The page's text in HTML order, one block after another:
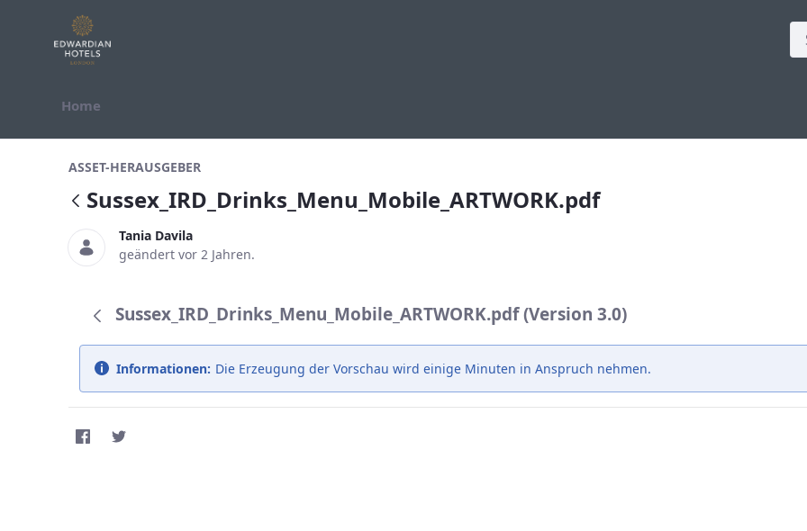
Zum Inhalt springen
Home
ASSET-HERAUSGEBER
Sussex_IRD_Drinks_Menu_Mobile_ARTWORK.pdf
Tania Davila
geändert vor 2 Jahren.
Sussex_IRD_Drinks_Menu_Mobile_ARTWORK.pdf (Version 3.0)
Informationen: Die Erzeugung der Vorschau wird einige Minuten in Anspruch nehmen.